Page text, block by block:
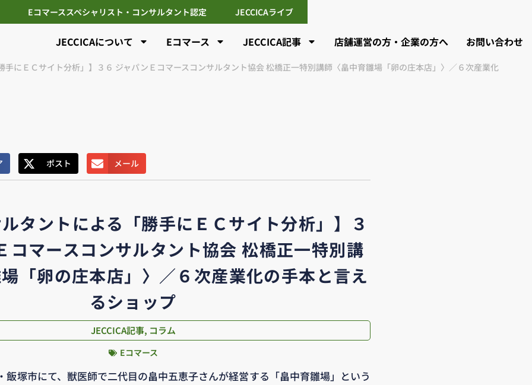
Eコマーススペシャリスト・コンサルタント認定 JECCICAライブ
JECCICAについて Eコマース JECCICA記事 店舗運営の方・企業の方へ お問い合わせ
にＥＣサイト分析」】３６ ジャパンＥコマースコンサルタント協会 松橋正一特別講師〈畠中育雛場「卵の庄本店」〉／６次産業化
ポスト メール
タントによる「勝手にＥＣサイト分析」】３
コマースコンサルタント協会 松橋正一特別講
「卵の庄本店」〉／６次産業化の手本と言え
るショップ
JECCICA記事, コラム
Eコマース
飯塚市にて、獣医師で二代目の畠中五恵子さんが経営する「畠中育雛場」という